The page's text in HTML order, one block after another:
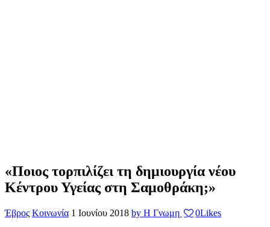
«Ποιος τορπιλίζει τη δημιουργία νέου
Κέντρου Υγείας στη Σαμοθράκη;»
Έβρος Κοινωνία 1 Ιουνίου 2018 by Η Γνωμη 0Likes